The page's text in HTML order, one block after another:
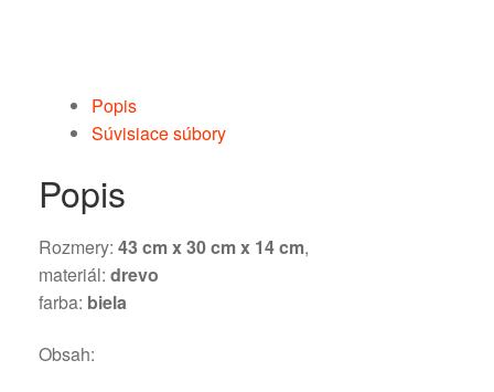
Popis
Súvisiace súbory
Popis
Rozmery: 43 cm x 30 cm x 14 cm,
materiál: drevo
farba: biela
Obsah: